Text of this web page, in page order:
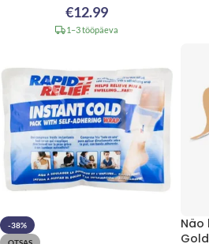
€12.99
1–3 tööpäeva
-38%
Näo